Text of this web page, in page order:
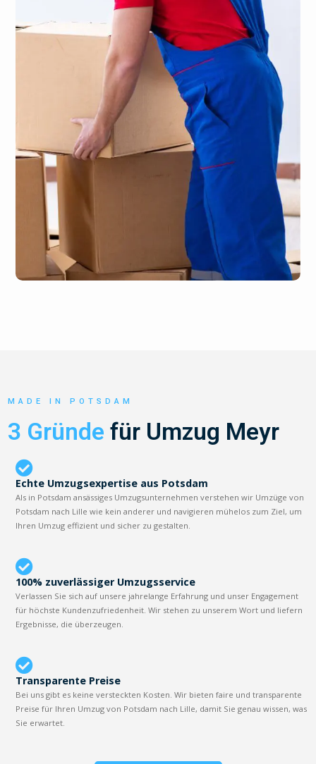
MADE IN POTSDAM
3 Gründe für Umzug Meyr
Echte Umzugsexpertise aus Potsdam
Als in Potsdam ansässiges Umzugsunternehmen verstehen wir Umzüge von
Potsdam nach Lille wie kein anderer und navigieren mühelos zum Ziel, um
Ihren Umzug effizient und sicher zu gestalten.
100% zuverlässiger Umzugsservice
Verlassen Sie sich auf unsere jahrelange Erfahrung und unser Engagement
für höchste Kundenzufriedenheit. Wir stehen zu unserem Wort und liefern
Ergebnisse, die überzeugen.
Transparente Preise
Bei uns gibt es keine versteckten Kosten. Wir bieten faire und transparente
Preise für Ihren Umzug von Potsdam nach Lille, damit Sie genau wissen, was
Sie erwartet.